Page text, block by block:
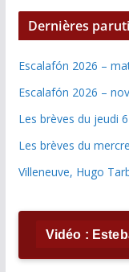
Dernières
Escalafón 2026 –
Escalafón 2026 –
Les brèves du jeudi
Les brèves du
Villeneuve, Hugo
Vidéo :